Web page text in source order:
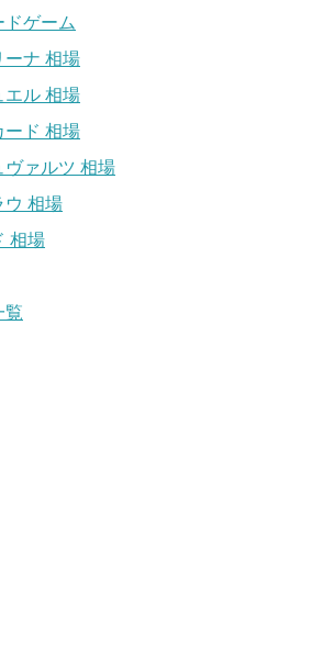
ドゲーム
ーナ 相場
エル 相場
ード 相場
ヴァルツ 相場
ウ 相場
相場
覧